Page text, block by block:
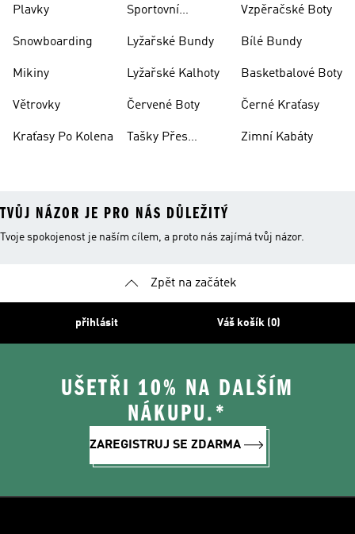
Plavky
Snowboarding
Mikiny
Větrovky
Kraťasy Po Kolena
Sportovní
Lyžařské Bundy
Lyžařské Kalhoty
Červené Boty
Tašky Přes
Vzpěračské Boty
Bílé Bundy
Basketbalové Boty
Černé Kraťasy
Zimní Kabáty
TVŮJ NÁZOR JE PRO NÁS DŮLEŽITÝ
Tvoje spokojenost je naším cílem, a proto nás zajímá tvůj názor.
Zpět na začátek
přihlásit Váš košík (0)
UŠETŘI 10% NA DALŠÍM
NÁKUPU.*
ZAREGISTRUJ SE ZDARMA